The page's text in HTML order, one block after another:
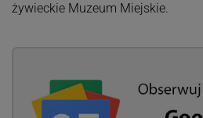
żywieckie Muzeum Miejskie.